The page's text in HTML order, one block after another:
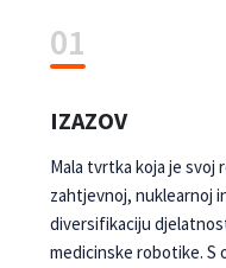
01
IZAZOV
Mala tvrtka koja je svoj
zahtjevnoj, nuklearnoj
diversifikaciju
medicinske robotike. S